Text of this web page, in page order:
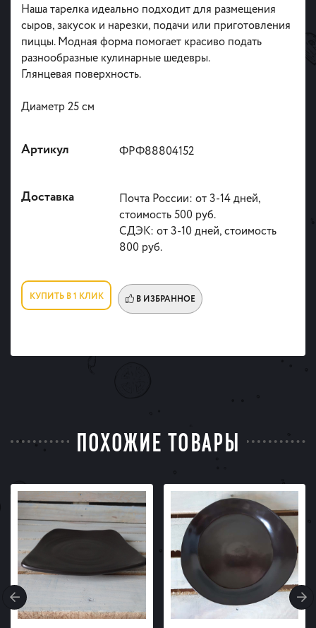
Наша тарелка идеально подходит для размещения
сыров, закусок и нарезки, подачи или приготовления
пиццы. Модная форма помогает красиво подать
разнообразные кулинарные шедевры.
Глянцевая поверхность.
Диаметр 25 см
Артикул ФРФ88804152
Доставка
Почта России: от 3-14 дней,
стоимость 500 руб.
СДЭК: от 3-10 дней, стоимость
800 руб.
КУПИТЬ В 1 КЛИК В ИЗБРАННОЕ
ПОХОЖИЕ ТОВАРЫ